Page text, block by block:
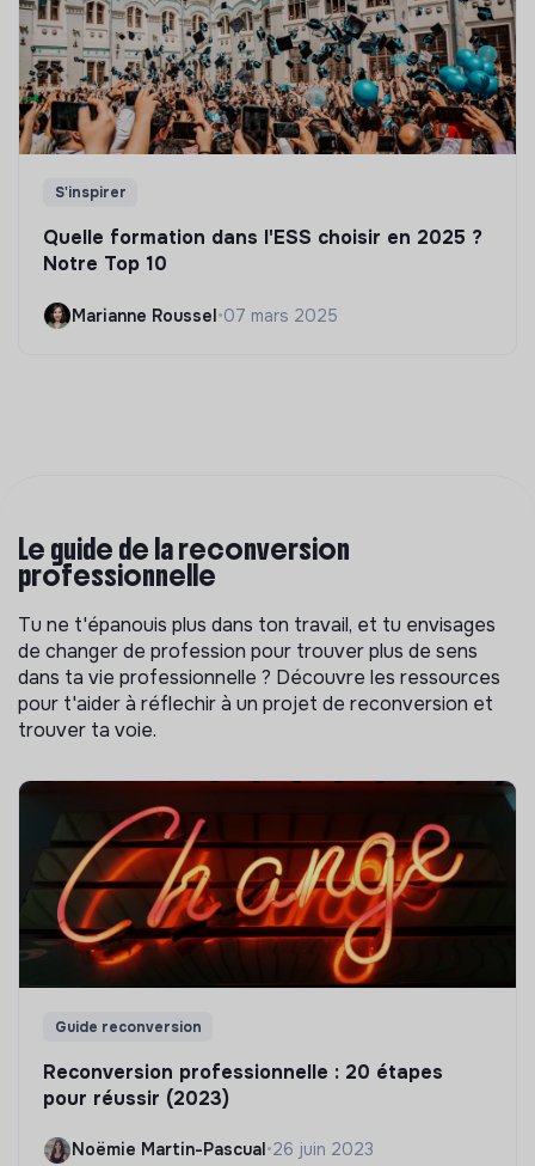
S'inspirer
Quelle formation dans l'ESS choisir en 2025 ?
Notre Top 10
Marianne Roussel•07 mars 2025
Le guide de la reconversion
professionnelle
Tu ne t'épanouis plus dans ton travail, et tu envisages
de changer de profession pour trouver plus de sens
dans ta vie professionnelle ? Découvre les ressources
pour t'aider à réflechir à un projet de reconversion et
trouver ta voie.
Guide reconversion
Reconversion professionnelle : 20 étapes
pour réussir (2023)
Noëmie Martin-Pascual •26 juin 2023